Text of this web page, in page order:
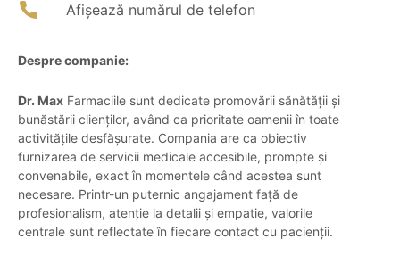
Afișează numărul de telefon
Despre companie:
Dr. Max Farmaciile sunt dedicate promovării sănătății și
bunăstării clienților, având ca prioritate oamenii în toate
activitățile desfășurate. Compania are ca obiectiv
furnizarea de servicii medicale accesibile, prompte și
convenabile, exact în momentele când acestea sunt
necesare. Printr-un puternic angajament față de
profesionalism, atenție la detalii și empatie, valorile
centrale sunt reflectate în fiecare contact cu pacienții.